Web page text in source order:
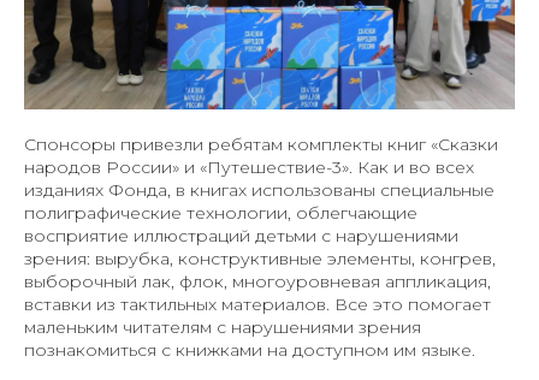
Спонсоры привезли ребятам комплекты книг «Сказки
народов России» и «Путешествие-3». Как и во всех
изданиях Фонда, в книгах использованы специальные
полиграфические технологии, облегчающие
восприятие иллюстраций детьми с нарушениями
зрения: вырубка, конструктивные элементы, конгрев,
выборочный лак, флок, многоуровневая аппликация,
вставки из тактильных материалов. Все это помогает
маленьким читателям с нарушениями зрения
познакомиться с книжками на доступном им языке.